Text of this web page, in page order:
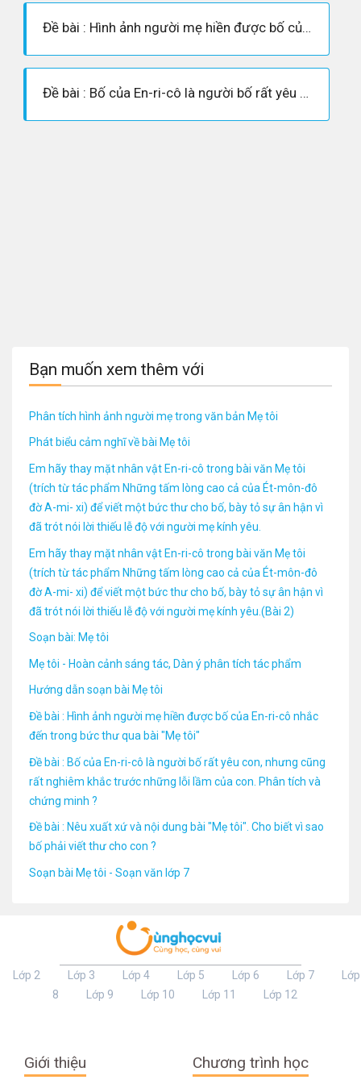
Đề bài : Hình ảnh người mẹ hiền được bố của En-ri-cô nhắc đến trong bức thư qua bài "Mẹ tôi"
Đề bài : Bố của En-ri-cô là người bố rất yêu con, nhưng cũng rất nghiêm khắc trước những lỗi lầm của con. Phân tích và chứng minh ?
Bạn muốn xem thêm với
Phân tích hình ảnh người mẹ trong văn bản Mẹ tôi
Phát biểu cảm nghĩ về bài Mẹ tôi
Em hãy thay mặt nhân vật En-ri-cô trong bài văn Mẹ tôi
(trích từ tác phẩm Những tấm lòng cao cả của Ét-môn-đô
đờ A-mi- xi) để viết một bức thư cho bố, bày tỏ sự ân hận vì
đã trót nói lời thiếu lễ độ với người mẹ kính yêu.
Em hãy thay mặt nhân vật En-ri-cô trong bài văn Mẹ tôi
(trích từ tác phẩm Những tấm lòng cao cả của Ét-môn-đô
đờ A-mi- xi) để viết một bức thư cho bố, bày tỏ sự ân hận vì
đã trót nói lời thiếu lễ độ với người mẹ kính yêu.(Bài 2)
Soạn bài: Mẹ tôi
Mẹ tôi - Hoàn cảnh sáng tác, Dàn ý phân tích tác phẩm
Hướng dẫn soạn bài Mẹ tôi
Đề bài : Hình ảnh người mẹ hiền được bố của En-ri-cô nhắc
đến trong bức thư qua bài "Mẹ tôi"
Đề bài : Bố của En-ri-cô là người bố rất yêu con, nhưng cũng
rất nghiêm khắc trước những lỗi lầm của con. Phân tích và
chứng minh ?
Đề bài : Nêu xuất xứ và nội dung bài "Mẹ tôi". Cho biết vì sao
bố phải viết thư cho con ?
Soạn bài Mẹ tôi - Soạn văn lớp 7
Lớp 2 Lớp 3 Lớp 4 Lớp 5 Lớp 6 Lớp 7
Lớp
8
Lớp 9 Lớp 10 Lớp 11 Lớp 12
Giới thiệu Chương trình học